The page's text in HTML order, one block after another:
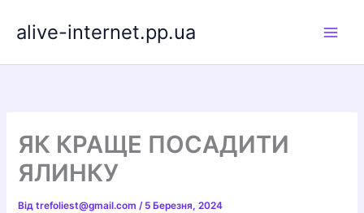
alive-internet.pp.ua
ЯК КРАЩЕ ПОСАДИТИ
ЯЛИНКУ
Відtrefoliest@gmail.com/ 5 Березня, 2024